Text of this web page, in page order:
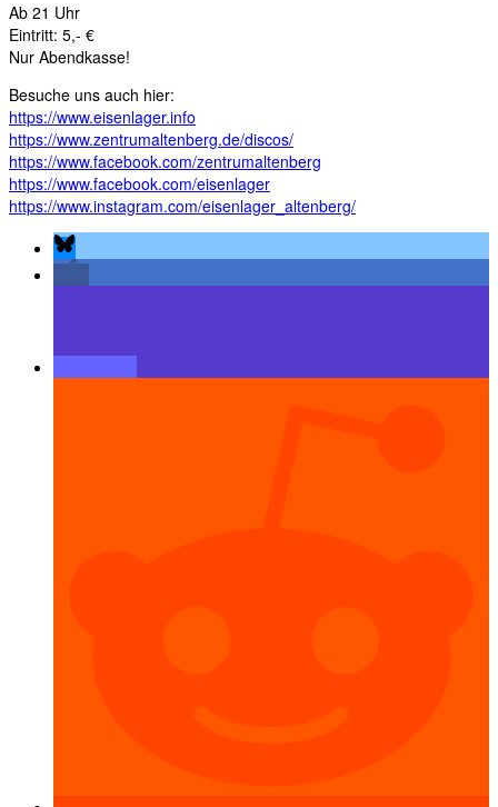
Ab 21 Uhr
Eintritt: 5,- €
Nur Abendkasse!
Besuche uns auch hier:
https://www.eisenlager.info
https://www.zentrumaltenberg.de/discos/
https://www.facebook.com/zentrumaltenberg
https://www.facebook.com/eisenlager
https://www.instagram.com/eisenlager_altenberg/